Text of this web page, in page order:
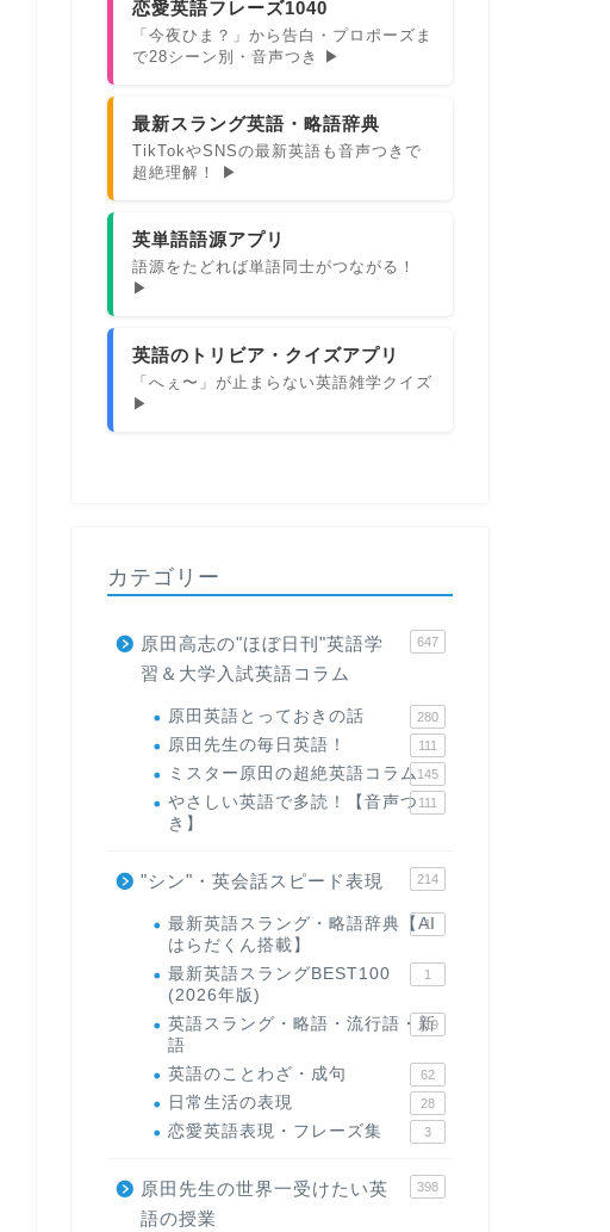
恋愛英語フレーズ1040
「今夜ひま？」から告白・プロポーズま
で28シーン別・音声つき ▶
最新スラング英語・略語辞典
TikTokやSNSの最新英語も音声つきで
超絶理解！ ▶
英単語語源アプリ
語源をたどれば単語同士がつながる！
▶
英語のトリビア・クイズアプリ
「へぇ〜」が止まらない英語雑学クイズ
▶
カテゴリー
原田高志の"ほぼ日刊"英語学
習＆大学入試英語コラム
647
原田英語とっておきの話 280
原田先生の毎日英語！ 111
ミスター原田の超絶英語コラム145
やさしい英語で多読！【音声つ
き】
111
"シン"・英会話スピード表現 214
最新英語スラング・略語辞典【AI
はらだくん搭載】
1
最新英語スラングBEST100
(2026年版)
1
英語スラング・略語・流行語・新
語
119
英語のことわざ・成句 62
日常生活の表現 28
恋愛英語表現・フレーズ集 3
原田先生の世界一受けたい英
語の授業
398